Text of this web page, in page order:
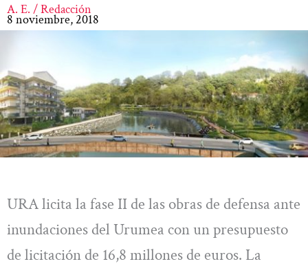
A. E. / Redacción
8 noviembre, 2018
URA licita la fase II de las obras de defensa ante
inundaciones del Urumea con un presupuesto
de licitación de 16,8 millones de euros. La